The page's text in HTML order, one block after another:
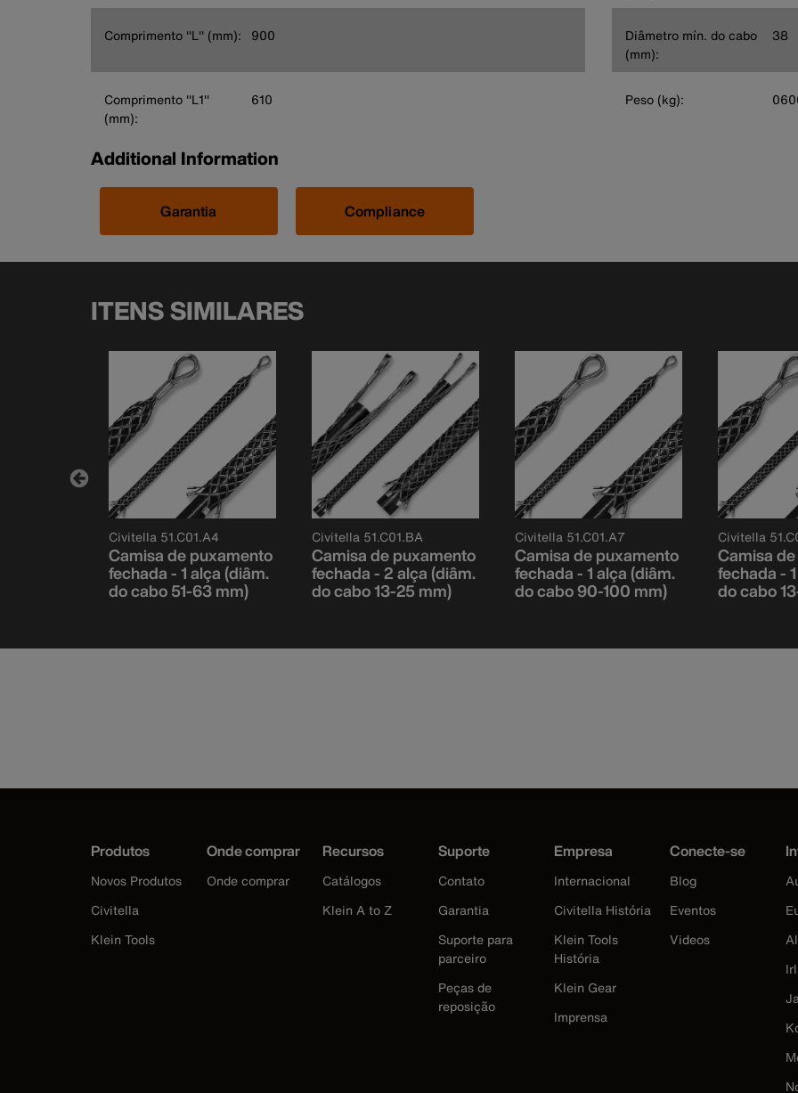
Comprimento ''L'' (mm): 900
Comprimento ''L1''
(mm):
610
Diâmetro mín. do cabo
(mm):
38
Peso (kg):
Additional Information
Garantia Compliance
ITENS SIMILARES
Civitella 51.C01.A4
Camisa de puxamento
fechada - 1 alça (diâm.
do cabo 51-63 mm)
Civitella 51.C01.BA
Camisa de puxamento
fechada - 2 alça (diâm.
do cabo 13-25 mm)
Civitella 51.C01.A7
Camisa de puxamento
fechada - 1 alça (diâm.
do cabo 90-100 mm)
Civitella
Camisa
fechada -
do cabo
Produtos
Novos Produtos
Civitella
Klein Tools
Onde comprar
Onde comprar
Recursos
Catálogos
Klein A to Z
Suporte
Contato
Garantia
Suporte para
parceiro
Peças de
reposição
Empresa
Internacional
Civitella História
Klein Tools
História
Klein Gear
Imprensa
Conecte-se
Blog
Eventos
Videos